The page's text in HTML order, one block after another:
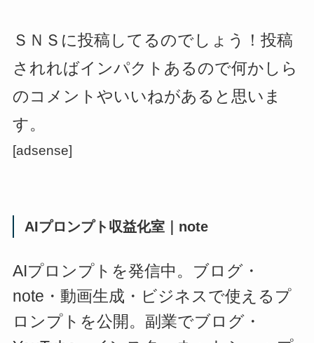
ＳＮＳに投稿してるのでしょう！投稿
されればインパクトあるので何かしら
のコメントやいいねがあると思いま
す。
[adsense]
AIプロンプト収益化室｜note
AIプロンプトを発信中。ブログ・
note・動画生成・ビジネスで使えるプ
ロンプトを公開。副業でブログ・